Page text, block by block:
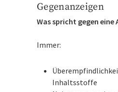
Gegenanzeigen
Was spricht gegen eine
Immer:
Inhaltsstoffe